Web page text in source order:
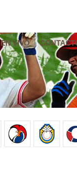
EN VIVO